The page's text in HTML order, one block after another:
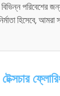
পরিবেশের
হিসেবে,
টেক্সচার